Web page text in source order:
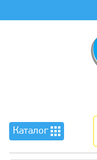
Каталог